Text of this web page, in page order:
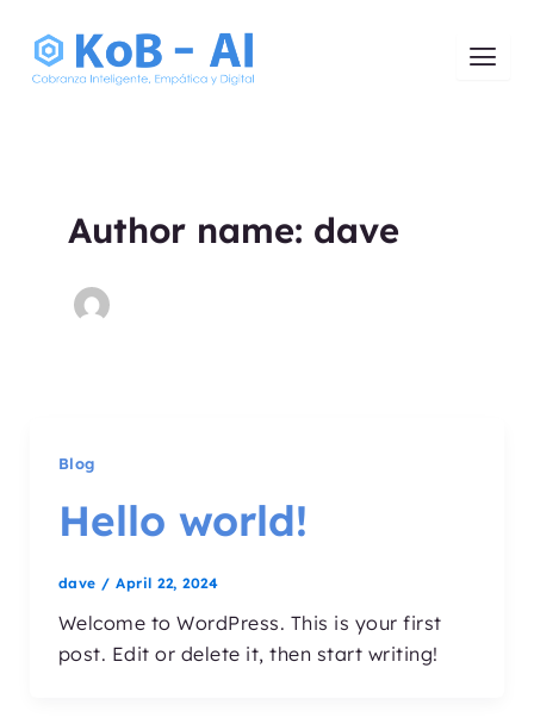
content
Author name: dave
Blog
Hello world!
dave /April 22, 2024
Welcome to WordPress. This is your first
post. Edit or delete it, then start writing!